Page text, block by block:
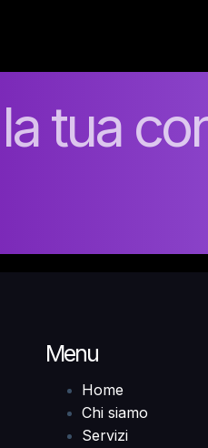
tua
Menu
Home
Chi siamo
Servizi